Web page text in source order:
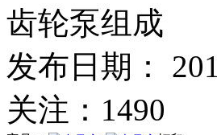
齿轮泵组成
发布日期：
关注： 1490